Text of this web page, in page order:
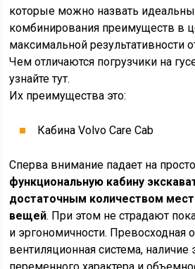
которые можно назвать
комбинирования преимуществ в
максимальной результативности
Чем отличаются погрузчики на
узнайте тут.
Их преимущества это:
Кабина Volvo Care Cab
Сперва внимание падает на
функциональную кабину
достаточным количеством
вещей. При этом не страдают
и эргономичности. Превосходная
вентиляционная система, наличие